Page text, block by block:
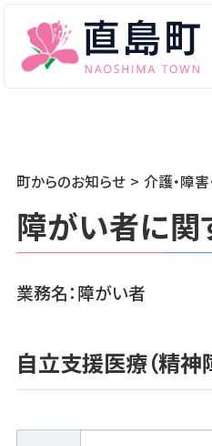
町からのお知らせ 介護・障
障がい者に関
業務名：障がい者
自立支援医療（精神